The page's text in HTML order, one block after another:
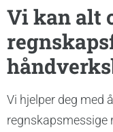
Vi kan alt
Vi hjelper deg med
regnskapsmessige